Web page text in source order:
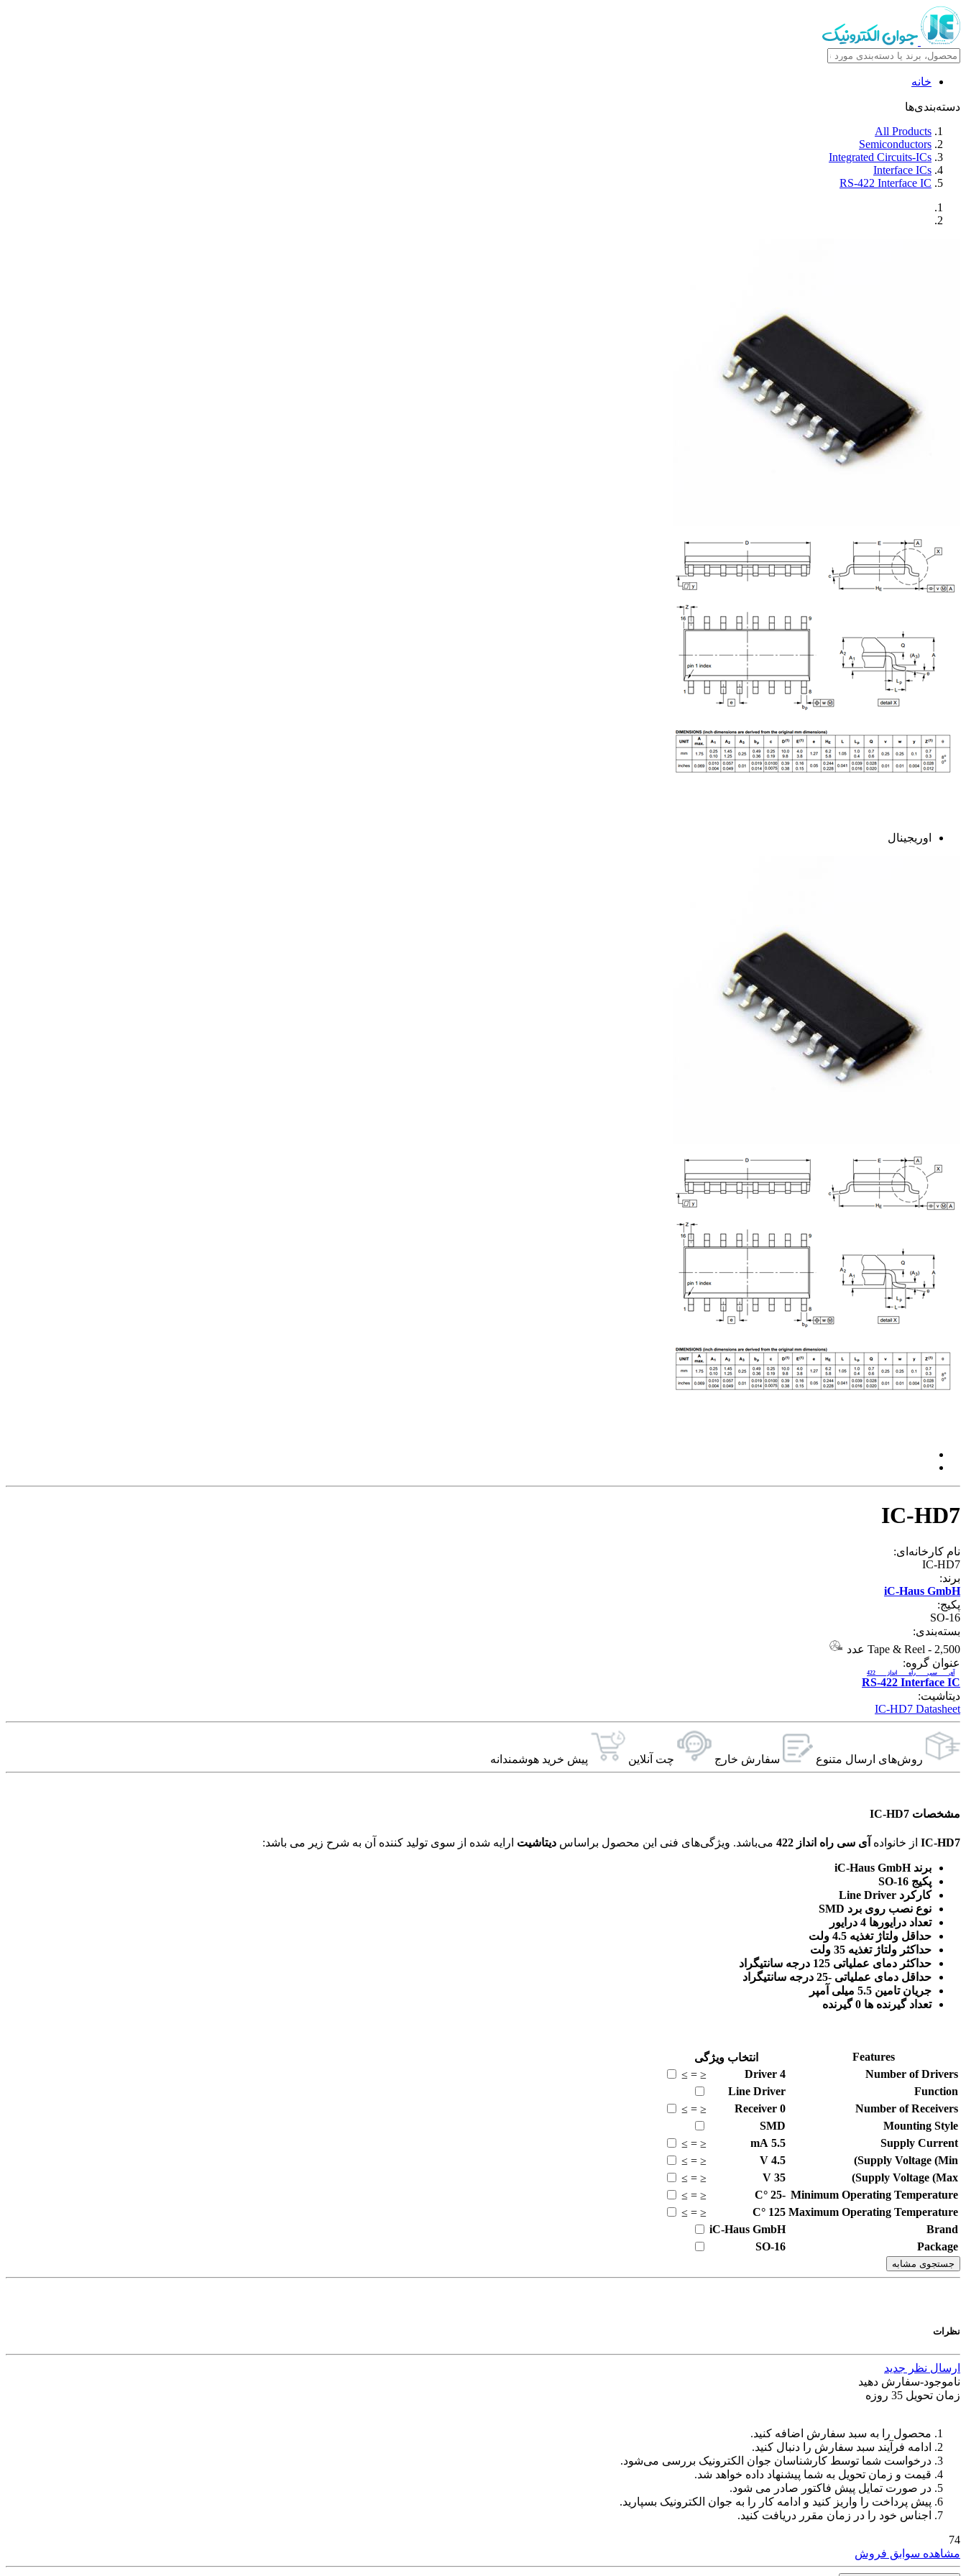
خانه
دسته‌بندی‌ها
All Products
Semiconductors
Integrated Circuits-ICs
Interface ICs
RS-422 Interface IC
اوریجینال
IC-HD7
نام کارخانه‌ای:
IC-HD7
برند:
iC-Haus GmbH
پکیج:
SO-16
بسته‌بندی:
Tape & Reel - 2,500 عدد
عنوان گروه:
RS-422 Interface IC
آی سی راه انداز 422
دیتاشیت:
IC-HD7 Datasheet
روش‌های ارسال‌ متنوع سفارش خارج چت آنلاین پیش خرید هوشمندانه
مشخصات IC-HD7
IC-HD7 از خانواده آی سی راه انداز 422 دیتاشیت ارایه شده از سوی تولید کننده آن به شرح زیر می باشد:
برند iC-Haus GmbH
پکیج SO-16
کارکرد Line Driver
نوع نصب روی برد SMD
تعداد درایورها 4 درایور
حداقل ولتاژ تغذیه 4.5 ولت
حداکثر ولتاژ تغذیه 35 ولت
حداکثر دمای عملیاتی 125 درجه سانتیگراد
حداقل دمای عملیاتی -25 درجه سانتیگراد
جریان تامین 5.5 میلی آمپر
تعداد گیرنده ها 0 گیرنده
Features
انتخاب ویژگی
Number of Drivers
4
Driver
≤
=
≥
Function
Line Driver
Number of Receivers
0
Receiver
≤
=
≥
Mounting Style
SMD
Supply Current
5.5
mA
≤
=
≥
Supply Voltage (Min)
4.5
V
≤
=
≥
Supply Voltage (Max)
35
V
≤
=
≥
Minimum Operating Temperature
-25
°C
≤
=
≥
Maximum Operating Temperature
125
°C
≤
=
≥
Brand
iC-Haus GmbH
Package
SO-16
جستجوی مشابه
نظرات
ارسال نظر جدید
ناموجود-سفارش دهید
زمان تحویل 35 روزه
محصول را به سبد سفارش اضافه کنید.
ادامه فرآیند سبد سفارش را دنبال کنید.
درخواست شما توسط کارشناسان جوان الکترونیک بررسی می‌شود.
قیمت و زمان تحویل به شما پیشنهاد داده خواهد شد.
در صورت تمایل پیش فاکتور صادر می شود.
پیش پرداخت را واریز کنید و ادامه کار را به جوان الکترونیک بسپارید.
اجناس خود را در زمان مقرر دریافت کنید.
74
مشاهده سوابق فروش